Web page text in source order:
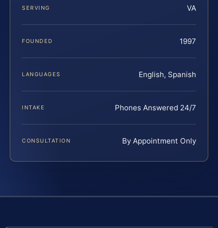
SERVING VA
FOUNDED 1997
LANGUAGES English, Spanish
INTAKE Phones Answered 24/7
CONSULTATION By Appointment Only